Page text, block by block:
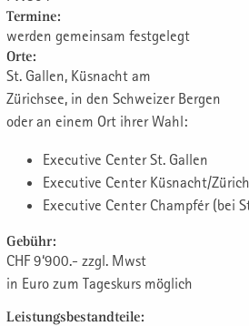
Termine:
werden gemeinsam festgelegt
Orte:
St. Gallen, Küsnacht am
Zürichsee, in den Schweizer Bergen
oder an einem Ort ihrer Wahl:
Executive Center St. Gallen
Executive Center Küsnacht/
Executive Center Champfér (bei
Gebühr:
CHF 9‘900.- zzgl. Mwst
in Euro zum Tageskurs möglich
Leistungsbestandteile: